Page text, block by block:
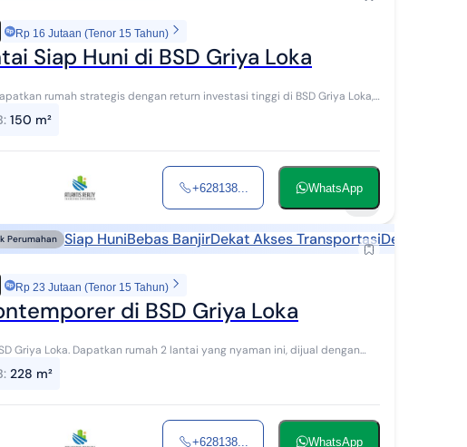
Rp 16 Jutaan (Tenor 15 Tahun)
Siap Huni di BSD Griya Loka
rumah strategis dengan return investasi tinggi di BSD Griya Loka,
kelengkap...
: 150 m²
+628138... WhatsApp
Perumahan Siap HuniBebas BanjirDekat Akses TransportasiDekat Sekolah
Rp 23 Jutaan (Tenor 15 Tahun)
di BSD Griya Loka
nyaman ini, dijual dengan
nilai es...
: 228 m²
+628138... WhatsApp